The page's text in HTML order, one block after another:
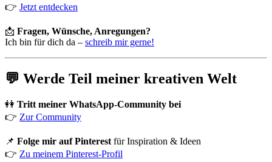
👉 Jetzt entdecken
📩 Fragen, Wünsche, Anregungen?
Ich bin für dich da – schreib mir gerne!
💬 Werde Teil meiner kreativen Welt
👭 Tritt meiner WhatsApp-Community bei
👉 Zur Community
📌 Folge mir auf Pinterest für Inspiration & Ideen
👉 Zu meinem Pinterest-Profil